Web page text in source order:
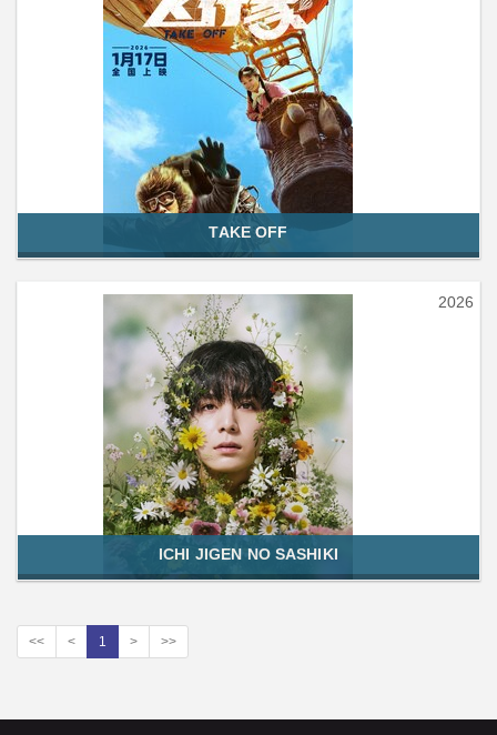
TAKE OFF
2026
ICHI JIGEN NO SASHIKI
<< < 1 > >>